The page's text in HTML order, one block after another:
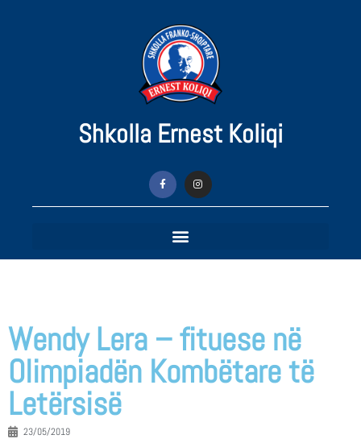
Shkolla Ernest Koliqi
Wendy Lera – fituese në
Olimpiadën Kombëtare të
Letërsisë
23/05/2019